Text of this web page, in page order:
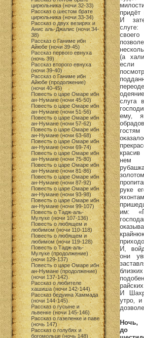
цирюльника (ночи 32-33)
Рассказ о шестом брате
цирюльника (ночи 33-34)
Рассказ о двух везирях и
Анис аль-Джалис (ночи 34-
38)
Рассказ о Ганиме ибн
Айюбе (ночи 39-45)
Рассказ первого евнуха
(ночь 39)
Рассказ второго евнуха
(ночи 39-40)
Рассказ о Ганиме ибн
Айюбе (продолжение)
(ночи 40-45)
Повесть о царе Омаре ибн
ан-Нумане (ночи 45-50)
Повесть о царе Омаре ибн
ан-Нумане (ночи 51-56)
Повесть о царе Омаре ибн
ан-Нумане (ночи 57-62)
Повесть о царе Омаре ибн
ан-Нумане (ночи 63-68)
Повесть о царе Омаре ибн
ан-Нумане (ночи 69-74)
Повесть о царе Омаре ибн
ан-Нумане (ночи 75-80)
Повесть о царе Омаре ибн
ан-Нумане (ночи 81-86)
Повесть о царе Омаре ибн
ан-Нумане (ночи 87-92)
Повесть о царе Омаре ибн
ан-Нумане (ночи 93-98)
Повесть о царе Омаре ибн
ан-Нумане (ночи 99-107)
Повесть о Тадж-аль-
Мулуке (ночи 107-136)
Повесть о любящем и
любимом (ночи 110-118)
Повесть о любящем и
любимом (ночи 119-128)
Повесть о Тадж-аль-
Мулуке (продолжение)
(ночи 129-137)
Повесть о царе Омаре ибн
ан-Нумане (продолжение)
(ночи 137-142)
Рассказ о любителе
хашиша (ночи 142-144)
Рассказ бедуина Хаммада
(ночи 144-145)
Рассказ о гусыне и
львенке (ночи 145-146)
Рассказ о газеленке и паве
(ночь 147)
Рассказ о голубях и
богомольце (ночь 148)
придёт
И
(а
слуга
ему,
нем
руке
им:
И,
они
И
утро, и
Ночь,
до